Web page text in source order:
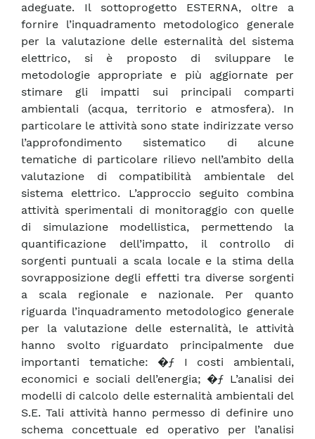
adeguate. Il sottoprogetto ESTERNA, oltre a
fornire l’inquadramento metodologico generale
per la valutazione delle esternalità del sistema
elettrico, si è proposto di sviluppare le
metodologie appropriate e più aggiornate per
stimare gli impatti sui principali comparti
ambientali (acqua, territorio e atmosfera). In
particolare le attività sono state indirizzate verso
l’approfondimento sistematico di alcune
tematiche di particolare rilievo nell’ambito della
valutazione di compatibilità ambientale del
sistema elettrico. L’approccio seguito combina
attività sperimentali di monitoraggio con quelle
di simulazione modellistica, permettendo la
quantificazione dell’impatto, il controllo di
sorgenti puntuali a scala locale e la stima della
sovrapposizione degli effetti tra diverse sorgenti
a scala regionale e nazionale. Per quanto
riguarda l’inquadramento metodologico generale
per la valutazione delle esternalità, le attività
hanno svolto riguardato principalmente due
importanti tematiche: �ƒ I costi ambientali,
economici e sociali dell’energia; �ƒ L’analisi dei
modelli di calcolo delle esternalità ambientali del
S.E. Tali attività hanno permesso di definire uno
schema concettuale ed operativo per l’analisi